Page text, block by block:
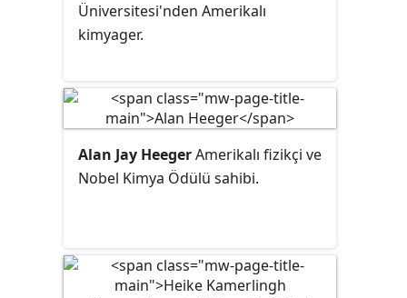
Mills ile ortaya koydukları Yang-
Mills teorisi de vardır.
Üniversitesi'nden Amerikalı
kimyager.
Alan Jay HeegerAmerikalı fizikçi ve
Nobel Kimya Ödülü sahibi.